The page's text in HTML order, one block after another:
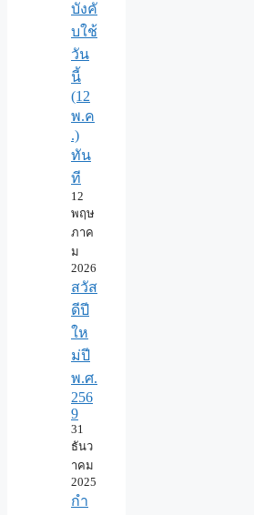
บังคั
บใช้
วัน
นี้
(12
พ.ค
.)
ทัน
ที
12
พฤษ
ภาค
ม
2026
สวัส
ดีปี
ให
ม่ปี
พ.ศ.
256
9
31
ธันว
าคม
2025
กำ